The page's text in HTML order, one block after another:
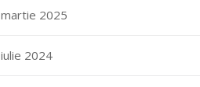
martie 2025
iulie 2024